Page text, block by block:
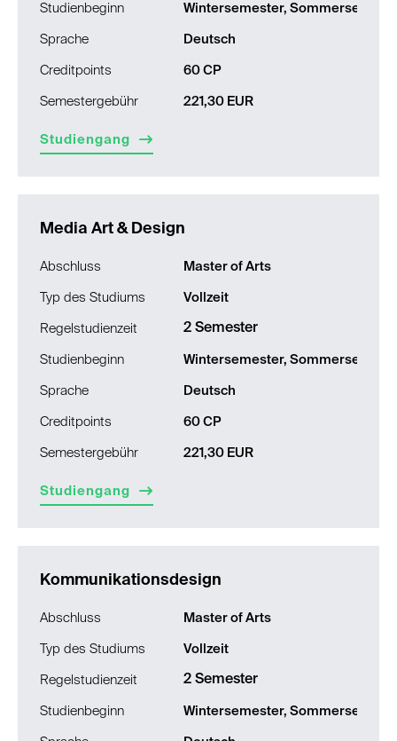
Studienbeginn Wintersemester,
Sprache Deutsch
Creditpoints 60 CP
Semestergebühr 221,30 EUR
Studiengang
Media Art & Design
Abschluss Master of Arts
Typ des Studiums Vollzeit
Regelstudienzeit 2 Semester
Studienbeginn Wintersemester,
Sprache Deutsch
Creditpoints 60 CP
Semestergebühr 221,30 EUR
Studiengang
Kommunikationsdesign
Abschluss Master of Arts
Typ des Studiums Vollzeit
Regelstudienzeit 2 Semester
Studienbeginn Wintersemester,